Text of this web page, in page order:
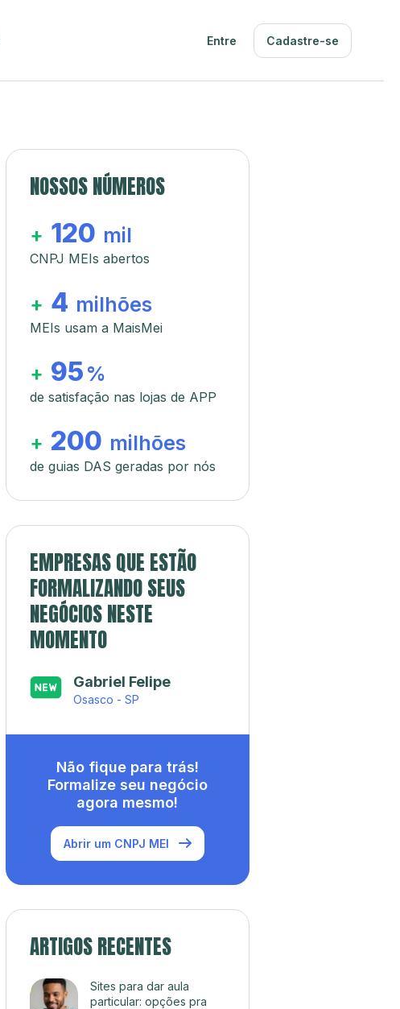
Entre Cadastre-se
NOSSOS NÚMEROS
+ 120 mil
CNPJ MEIs abertos
+ 4 milhões
MEIs usam a MaisMei
+ 95 %
de satisfação nas lojas de APP
+ 200 milhões
de guias DAS geradas por nós
EMPRESAS QUE ESTÃO
FORMALIZANDO SEUS
NEGÓCIOS NESTE
MOMENTO
Gabriel Felipe
Osasco - SP
Não fique para trás!
Formalize seu negócio
agora mesmo!
Abrir um CNPJ MEI
ARTIGOS RECENTES
Sites para dar aula
particular: opções pra